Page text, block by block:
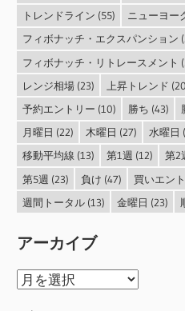
トレンドライン (55) ニューヨー
フィボナッチ・エクスパンション
フィボナッチ・リトレースメント
レンジ相場(23) 上昇トレンド
予約エントリー (10) 勝ち (43)
月曜日 (22) 木曜日 (27) 水曜日
移動平均線 (13) 第1週 (12) 第2
第5週 (23) 負け (47) 買いエン
週間トータル(13) 金曜日 (23)
アーカイブ
ア